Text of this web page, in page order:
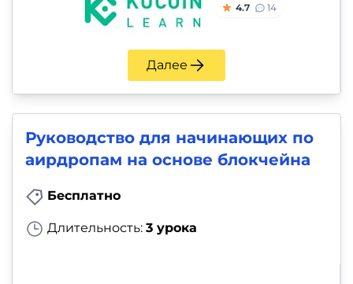
4.7 14
Далее
Руководство для начинающих по
аирдропам на основе блокчейна
Бесплатно
Длительность: 3 урока